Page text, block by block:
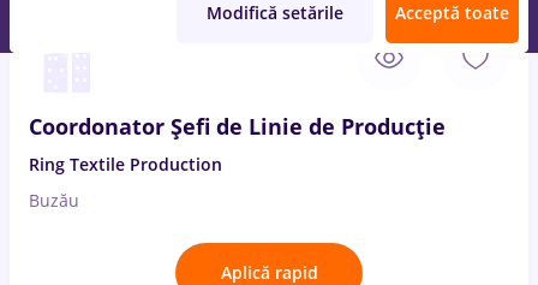
Coordonator Șefi de Linie de Producție
Ring Textile Production
Buzău
Aplică rapid
Modifică setările Acceptă toate